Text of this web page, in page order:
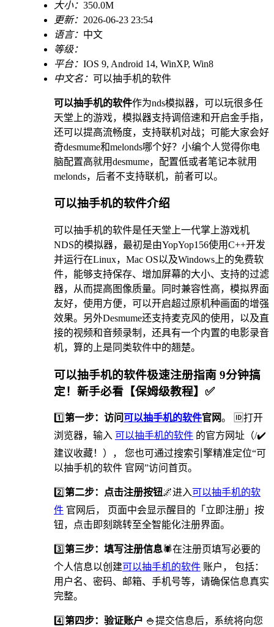
大小： 350.0M
更新： 2026-06-23 23:54
语言： 中文
等级：
平台： IOS 9, Android 14, WinXP, Win8
中文名： 可以抽手机的软件
可以抽手机的软件作为nds模拟器，可以玩很多任
天堂上的游戏，模拟器支持调倍速和开启金手指，
还可以提高流畅度，支持联机对战；可能大家会好
奇desmume和melonds哪个好？小编个人觉得你电
脑配置高就用desmume，配置低或者笔记本就用
melonds，后者不支持联机，前者可以。
可以抽手机的软件介绍
可以抽手机的软件是任天堂上一代掌上游戏机
NDS的模拟器，最初是由YopYop156使用C++开发
并运行在Linux，Mac OS以及Windows上的免费软
件，能够支持保存、增加屏幕的大小、支持的过滤
器，从而提高图像质量。同时兼容性高，模拟界面
友好，使用方便，可以开启超过原机种画面的增强
效果。另外Desmume还支持麦克风的使用，以及直
接的视频和音频录制，还具有一个内置的电影录音
机，算的上是同类软件中的翘楚。
可以抽手机的软件极速注册指南 9分钟搞
定！新手必看【保姆级教程】✅
1️⃣第一步：访问可以抽手机的软件官网。 🆔打开
浏览器，输入 可以抽手机的软件 的官方网址（/✔️
建议收藏！）， 您也可通过搜索引擎精准定位“可
以抽手机的软件 官网”访问首页。
2️⃣第二步：点击注册按钮🌌进入可以抽手机的软
件 官网后， 页面中会显示醒目的「立即注册」按
钮，点击即刻跳转至全智能化注册界面。
3️⃣第三步：填写注册信息🕷在注册页填写必要的
个人信息以创建可以抽手机的软件 账户， 包括：
用户名、密码、邮箱、手机号等，请确保信息真实
完整。
4️⃣第四步：验证账户 🍚提交信息后，系统将向您